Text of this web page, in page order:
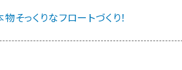
そっくりなフロートづくり！